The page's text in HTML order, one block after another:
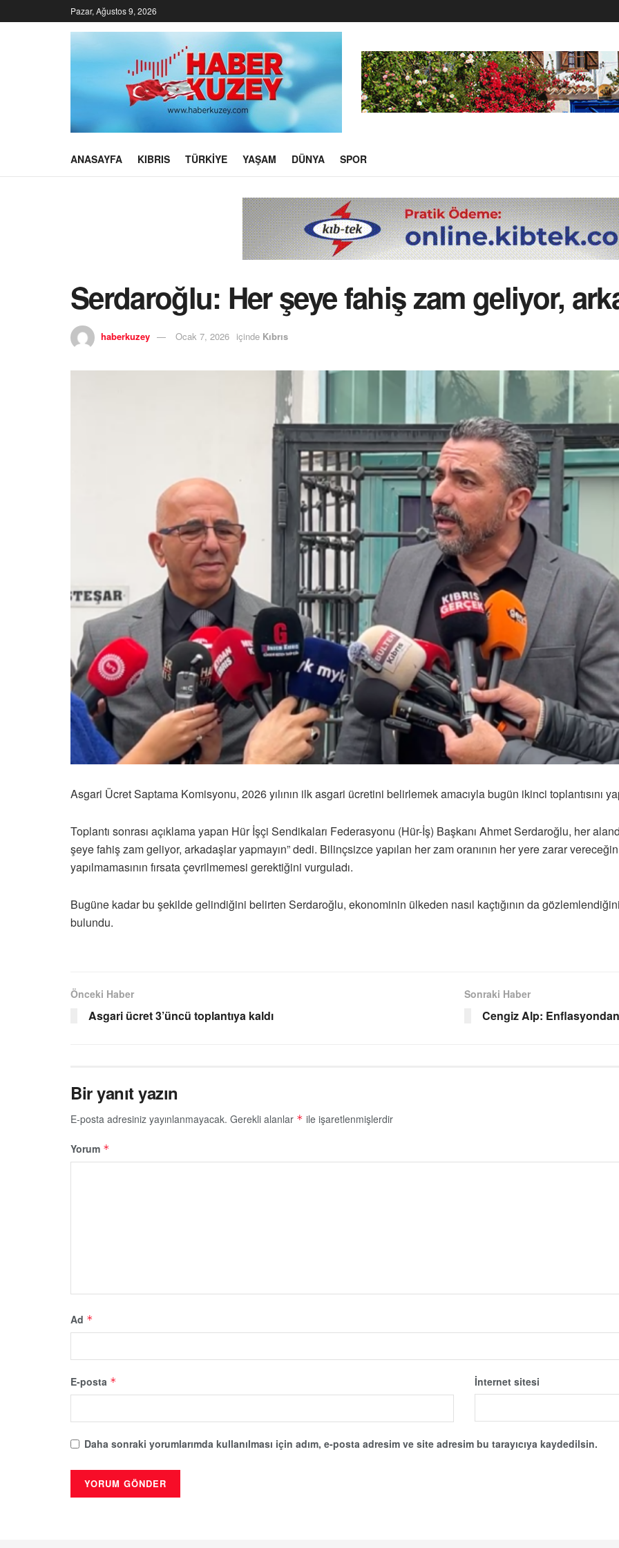
Pazar, Ağustos 9, 2026
ANASAYFA KIBRIS TÜRKIYE YAŞAM DÜNYA SPOR
Serdaroğlu: Her şeye fahiş zam geliyor,
haberkuzey Ocak 7, 2026 içinde Kıbrıs
Asgari Ücret Saptama Komisyonu, 2026 yılının ilk asgari ücretini belirlemek amacıyla bugün ikinci toplantısını
Toplantı sonrası açıklama yapan Hür İşçi Sendikaları Federasyonu (Hür-İş) Başkanı Ahmet Serdaroğlu, her
şeye fahiş zam geliyor, arkadaşlar yapmayın” dedi. Bilinçsizce yapılan her zam oranının her yere zarar
yapılmamasının fırsata çevrilmemesi gerektiğini vurguladı.
Bugüne kadar bu şekilde gelindiğini belirten Serdaroğlu, ekonominin ülkeden nasıl kaçtığının da
bulundu.
Önceki Haber
Asgari ücret 3’üncü toplantıya kaldı
Sonraki Haber
Cengiz Alp:
Bir yanıt yazın
E-posta adresiniz yayınlanmayacak. Gerekli alanlar * ile işaretlenmişlerdir
Yorum *
Ad *
E-posta * İnternet sitesi
Daha sonraki yorumlarımda kullanılması için adım, e-posta adresim ve site adresim bu tarayıcıya kaydedilsin.